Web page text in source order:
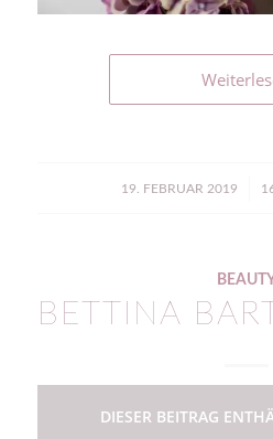
19. FEBRUAR 2019
/
BETTINA
DIESER BEITRAG